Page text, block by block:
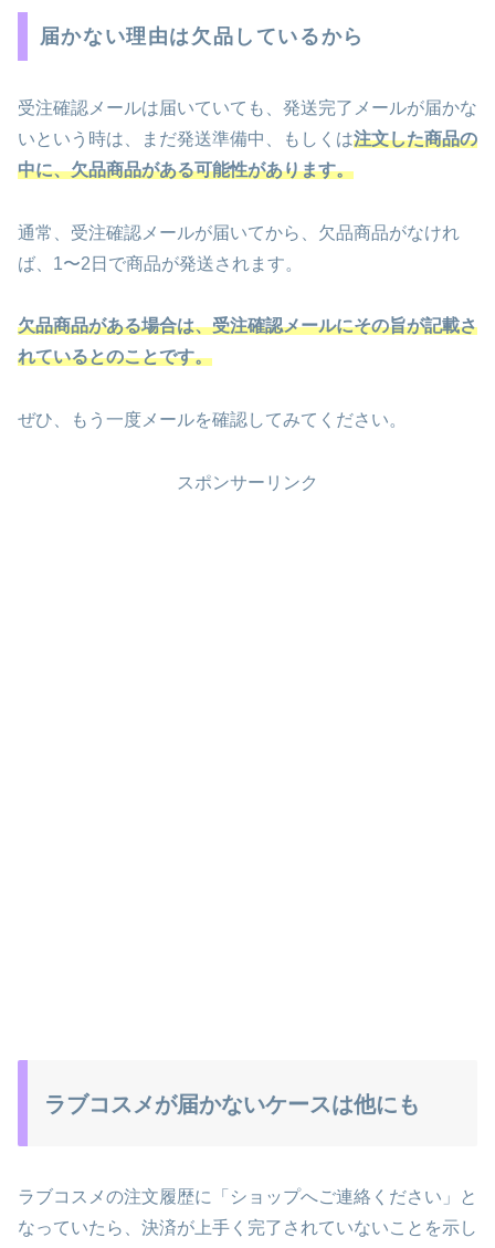
届かない理由は欠品しているから
受注確認メールは届いていても、発送完了メールが届かな
いという時は、まだ発送準備中、もしくは注文した商品の
中に、欠品商品がある可能性があります。
通常、受注確認メールが届いてから、欠品商品がなけれ
ば、1〜2日で商品が発送されます。
欠品商品がある場合は、受注確認メールにその旨が記載さ
れているとのことです。
ぜひ、もう一度メールを確認してみてください。
スポンサーリンク
ラブコスメが届かないケースは他にも
ラブコスメの注文履歴に「ショップへご連絡ください」と
なっていたら、決済が上手く完了されていないことを示し